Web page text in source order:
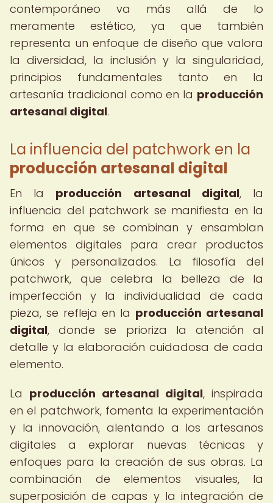
contemporáneo va más allá de lo
meramente estético, ya que también
representa un enfoque de diseño que valora
la diversidad, la inclusión y la singularidad,
principios fundamentales tanto en la
artesanía tradicional como en la producción
artesanal digital.
La influencia del patchwork en la
producción artesanal digital
En la producción artesanal digital, la
influencia del patchwork se manifiesta en la
forma en que se combinan y ensamblan
elementos digitales para crear productos
únicos y personalizados. La filosofía del
patchwork, que celebra la belleza de la
imperfección y la individualidad de cada
pieza, se refleja en la producción artesanal
digital, donde se prioriza la atención al
detalle y la elaboración cuidadosa de cada
elemento.
La producción artesanal digital, inspirada
en el patchwork, fomenta la experimentación
y la innovación, alentando a los artesanos
digitales a explorar nuevas técnicas y
enfoques para la creación de sus obras. La
combinación de elementos visuales, la
superposición de capas y la integración de